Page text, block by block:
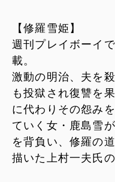
【修羅雪姫】
週刊プレイボーイ
載。
激動の明治、夫を
も投獄され復讐を
に代わりその怨み
ていく女・鹿島雪
を背負い、修羅の
描いた上村一夫氏